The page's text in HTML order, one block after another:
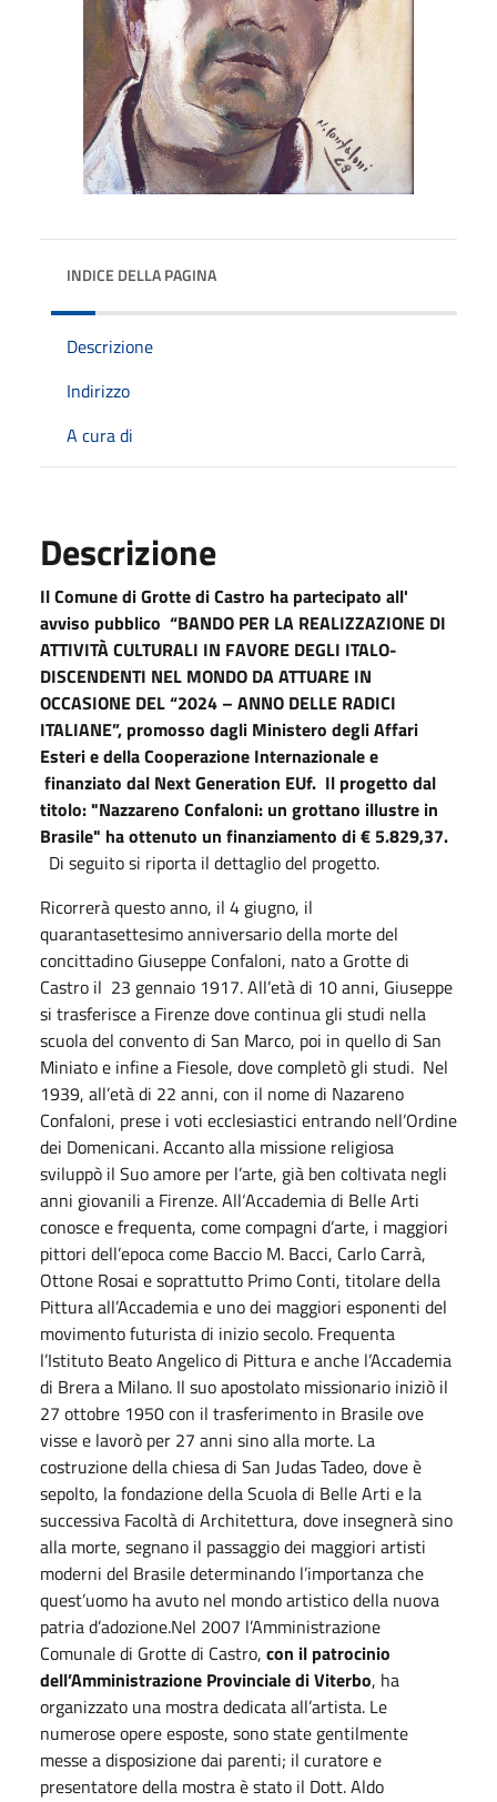
INDICE DELLA PAGINA
Descrizione
Indirizzo
A cura di
Descrizione
Il Comune di Grotte di Castro ha partecipato all'
avviso pubblico “BANDO PER LA REALIZZAZIONE DI
ATTIVITÀ CULTURALI IN FAVORE DEGLI ITALO-
DISCENDENTI NEL MONDO DA ATTUARE IN
OCCASIONE DEL “2024 – ANNO DELLE RADICI
ITALIANE”, promosso dagli Ministero degli Affari
Esteri e della Cooperazione Internazionale e
finanziato dal Next Generation EUf. Il progetto dal
titolo: "Nazzareno Confaloni: un grottano illustre in
Brasile" ha ottenuto un finanziamento di € 5.829,37.
Di seguito si riporta il dettaglio del progetto.
Ricorrerà questo anno, il 4 giugno, il
quarantasettesimo anniversario della morte del
concittadino Giuseppe Confaloni, nato a Grotte di
Castro il 23 gennaio 1917. All’età di 10 anni, Giuseppe
si trasferisce a Firenze dove continua gli studi nella
scuola del convento di San Marco, poi in quello di San
Miniato e infine a Fiesole, dove completò gli studi. Nel
1939, all’età di 22 anni, con il nome di Nazareno
Confaloni, prese i voti ecclesiastici entrando nell’Ordine
dei Domenicani. Accanto alla missione religiosa
sviluppò il Suo amore per l’arte, già ben coltivata negli
anni giovanili a Firenze. All‘Accademia di Belle Arti
conosce e frequenta, come compagni d’arte, i maggiori
pittori dell’epoca come Baccio M. Bacci, Carlo Carrà,
Ottone Rosai e soprattutto Primo Conti, titolare della
Pittura all’Accademia e uno dei maggiori esponenti del
movimento futurista di inizio secolo. Frequenta
l’Istituto Beato Angelico di Pittura e anche l’Accademia
di Brera a Milano. Il suo apostolato missionario iniziò il
27 ottobre 1950 con il trasferimento in Brasile ove
visse e lavorò per 27 anni sino alla morte. La
costruzione della chiesa di San Judas Tadeo, dove è
sepolto, la fondazione della Scuola di Belle Arti e la
successiva Facoltà di Architettura, dove insegnerà sino
alla morte, segnano il passaggio dei maggiori artisti
moderni del Brasile determinando l’importanza che
quest’uomo ha avuto nel mondo artistico della nuova
patria d’adozione.Nel 2007 l’Amministrazione
Comunale di Grotte di Castro, con il patrocinio
dell’Amministrazione Provinciale di Viterbo, ha
organizzato una mostra dedicata all’artista. Le
numerose opere esposte, sono state gentilmente
messe a disposizione dai parenti; il curatore e
presentatore della mostra è stato il Dott. Aldo